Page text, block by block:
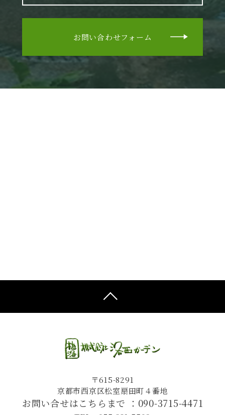
お問い合わせフォーム
〒615-8291
京都市西京区松室扇田町４番地
お問い合せはこちらまで ： 090-3715-4471